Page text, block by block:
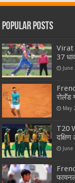
Popular Posts
Virat
37
रोलॅंड
May
T20